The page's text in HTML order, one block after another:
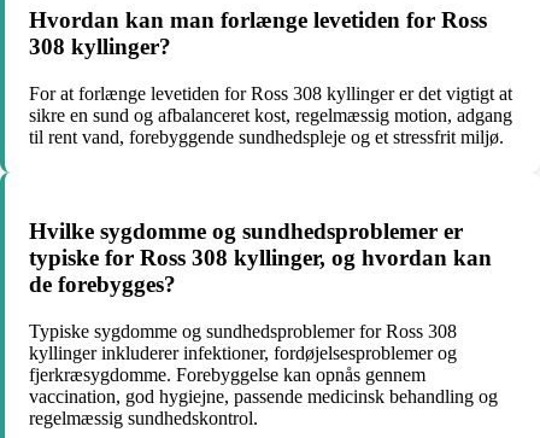
Hvordan kan man forlænge levetiden for Ross
308 kyllinger?
For at forlænge levetiden for Ross 308 kyllinger er det vigtigt at
sikre en sund og afbalanceret kost, regelmæssig motion, adgang
til rent vand, forebyggende sundhedspleje og et stressfrit miljø.
Hvilke sygdomme og sundhedsproblemer er
typiske for Ross 308 kyllinger, og hvordan kan
de forebygges?
Typiske sygdomme og sundhedsproblemer for Ross 308
kyllinger inkluderer infektioner, fordøjelsesproblemer og
fjerkræsygdomme. Forebyggelse kan opnås gennem
vaccination, god hygiejne, passende medicinsk behandling og
regelmæssig sundhedskontrol.